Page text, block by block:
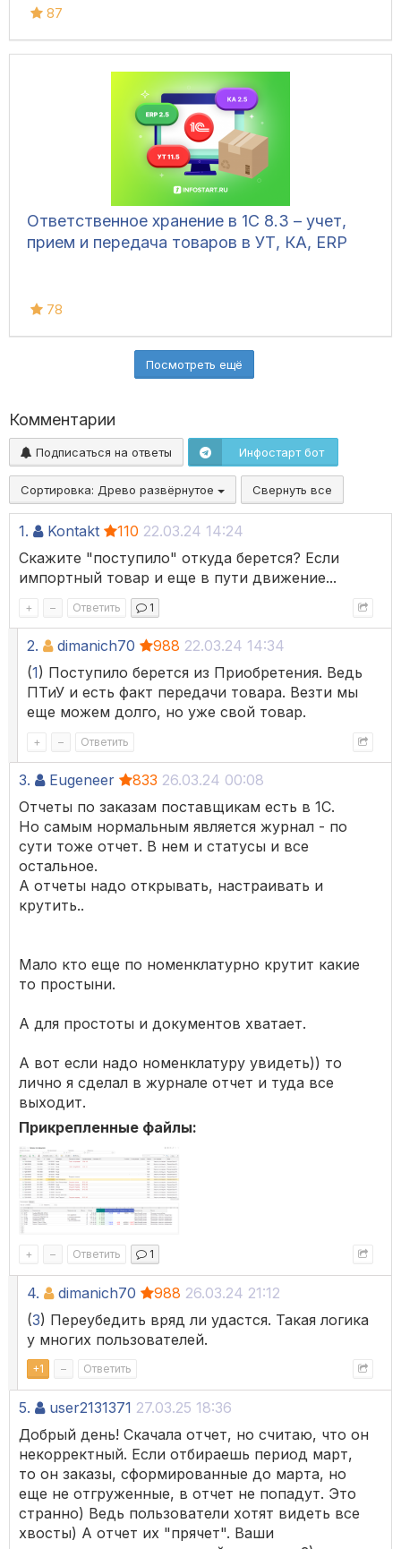
87
Ответственное хранение в 1С 8.3 – учет,
прием и передача товаров в УТ, КА, ERP
78
Посмотреть ещё
Комментарии
Подписаться на ответы Инфостарт бот
Сортировка: Древо развёрнутое Свернуть все
1. Kontakt 110 22.03.24 14:24
Скажите "поступило" откуда берется? Если
импортный товар и еще в пути движение...
+ – Ответить 1
2. dimanich70 988 22.03.24 14:34
(1) Поступило берется из Приобретения. Ведь
ПТиУ и есть факт передачи товара. Везти мы
еще можем долго, но уже свой товар.
+ – Ответить
3. Eugeneer 833 26.03.24 00:08
Отчеты по заказам поставщикам есть в 1С.
Но самым нормальным является журнал - по
сути тоже отчет. В нем и статусы и все
остальное.
А отчеты надо открывать, настраивать и
крутить..
Мало кто еще по номенклатурно крутит какие
то простыни.
А для простоты и документов хватает.
А вот если надо номенклатуру увидеть)) то
лично я сделал в журнале отчет и туда все
выходит.
Прикрепленные файлы:
+ – Ответить 1
4. dimanich70 988 26.03.24 21:12
(3) Переубедить вряд ли удастся. Такая логика
у многих пользователей.
+1 – Ответить
5. user2131371 27.03.25 18:36
Добрый день! Скачала отчет, но считаю, что он
некорректный. Если отбираешь период март,
то он заказы, сформированные до марта, но
еще не отгруженные, в отчет не попадут. Это
странно) Ведь пользователи хотят видеть все
хвосты) А отчет их "прячет". Ваши